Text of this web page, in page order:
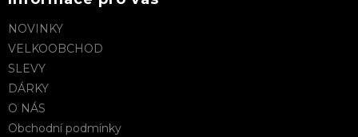
NOVINKY
VELKOOBCHOD
SLEVY
DÁRKY
O NÁS
Obchodní podmínky